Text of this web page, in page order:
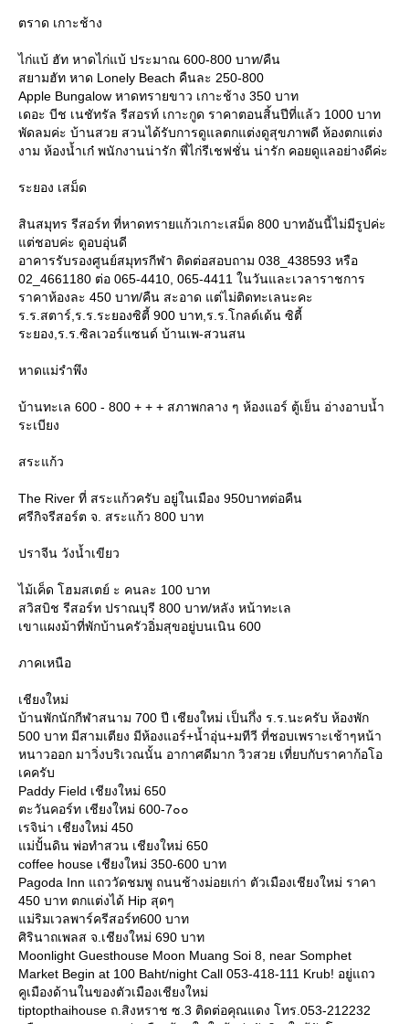
ตราด เกาะช้าง
ไก่แบ้ ฮัท หาดไก่แบ้ ประมาณ 600-800 บาท/คืน
สยามฮัท หาด Lonely Beach คืนละ 250-800
Apple Bungalow หาดทรายขาว เกาะช้าง 350 บาท
เดอะ บีช เนชัทรัล รีสอรท์ เกาะกูด ราคาตอนสิ้นปีที่แล้ว 1000 บาท
พัดลมค่ะ บ้านสวย สวนได้รับการดูแลตกแต่งดูสุขภาพดี ห้องตกแต่ง
งาม ห้องน้ำเก๋ พนักงานน่ารัก พี่ไก่รีเชฟชั่น น่ารัก คอยดูแลอย่างดีค่ะ
ระยอง เสม็ด
สินสมุทร รีสอร์ท ที่หาดทรายแก้วเกาะเสม็ด 800 บาทอันนี้ไม่มีรูปค่ะ
ต่ชอบค่ะ ดูอบอุ่นดี
อาคารรับรองศูนย์สมุทรกีฬา ติดต่อสอบถาม 038_438593 หรือ
02_4661180 ต่อ 065-4410, 065-4411 ในวันและเวลาราชการ
ราคาห้องละ 450 บาท/คืน สะอาด แต่ไม่ติดทะเลนะคะ
ร.ร.สตาร์,ร.ร.ระยองซิตี้ 900 บาท,ร.ร.โกลด์เด้น ซิตี้
ระยอง,ร.ร.ซิลเวอร์แซนด์ บ้านเพ-สวนสน
หาดแม่รำพึง
บ้านทะเล 600 - 800 + + + สภาพกลาง ๆ ห้องแอร์ ตู้เย็น อ่างอาบน้ำ
ระเบียง
สระแก้ว
The River ที่ สระแก้วครับ อยู่ในเมือง 950บาทต่อคืน
ศรีกิจรีสอร์ต จ. สระแก้ว 800 บาท
ปราจีน วังน้ำเขียว
ไม้เค็ด โฮมสเตย์ ะ คนละ 100 บาท
สวิสบิช รีสอร์ท ปราณบุรี 800 บาท/หลัง หน้าทะเล
เขาแผงม้าที่พักบ้านครัวอิ่มสุขอยู่บนเนิน 600
ภาคเหนือ
เชียงใหม่
บ้านพักนักกีฬาสนาม 700 ปี เชียงใหม่ เป็นกึ่ง ร.ร.นะครับ ห้องพัก
500 บาท มีสามเตียง มีห้องแอร์+น้ำอุ่น+มทีวี ที่ชอบเพราะเช้าๆหน้า
หนาวออก มาวิ่งบริเวณนั้น อากาศดีมาก วิวสวย เที่ยบกับราคาก้อโอ
เคครับ
Paddy Field เชียงใหม่ 650
ตะวันคอร์ท เชียงใหม่ 600-7๐๐
เรจิน่า เชียงใหม่ 450
ม่ปั้นดิน พ่อทำสวน เชียงใหม่ 650
coffee house เชียงใหม่ 350-600 บาท
Pagoda Inn แถววัดชมพู ถนนช้างม่อยเก่า ตัวเมืองเชียงใหม่ ราคา
450 บาท ตกแต่งได้ Hip สุดๆ
ม่ริมเวลพาร์ครีสอร์ท600 บาท
ศิรินาถเพลส จ.เชียงใหม่ 690 บาท
Moonlight Guesthouse Moon Muang Soi 8, near Somphet
Market Begin at 100 Baht/night Call 053-418-111 Krub! อยู่แถว
คูเมืองด้านในของตัวเมืองเชียงใหม่
tiptopthaihouse ถ.สิงหราช ซ.3 ติดต่อคุณแดง โทร.053-212232